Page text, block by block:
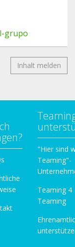
grupo
Inhalt melden
"Hier sind
Teaming"-
Teaming 4
Teaming